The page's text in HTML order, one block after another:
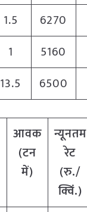
1.5 6270
1 5160
13.5 6500
आवक
(टन
में)
न्यूनतम
रेट
(रु./
क्विं.)